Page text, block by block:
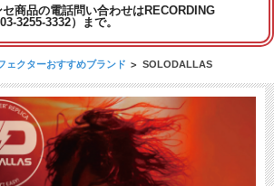
商品の電話問い合わせはRECORDING
3255-3332）まで。
ェクターおすすめブランド > SOLODALLAS